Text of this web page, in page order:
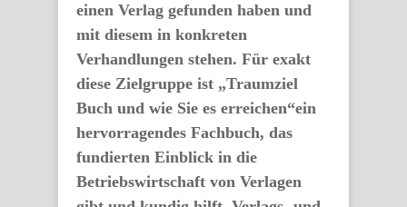
einen Verlag gefunden haben und
mit diesem in konkreten
Verhandlungen stehen. Für exakt
diese Zielgruppe ist „Traumziel
Buch und wie Sie es erreichen“ein
hervorragendes Fachbuch, das
fundierten Einblick in die
Betriebswirtschaft von Verlagen